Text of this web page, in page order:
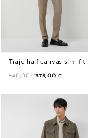
540,00 €378,00 €